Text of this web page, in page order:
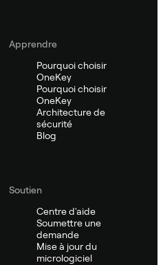
Apprendre
Pourquoi choisir
OneKey
Pourquoi choisir
OneKey
Architecture de
sécurité
Blog
Soutien
Centre d'aide
Soumettre une
demande
Mise à jour du
micrologiciel